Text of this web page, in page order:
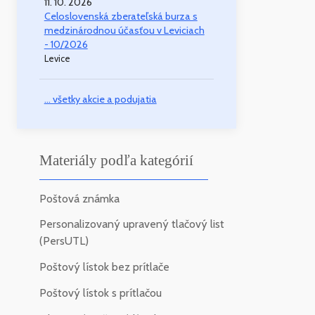
Celoslovenská zberateľská burza s
medzinárodnou účasťou v Leviciach
- 10/2026
Levice
... všetky akcie a podujatia
Materiály podľa kategórií
Poštová známka
Personalizovaný upravený tlačový list
(PersUTL)
Poštový lístok bez prítlače
Poštový lístok s prítlačou